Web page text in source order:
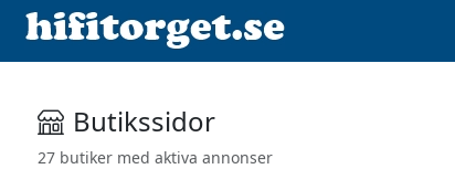
Butikssidor
27 butiker med aktiva annonser